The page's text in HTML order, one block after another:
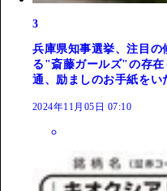
3
兵庫県知事選挙、注目
る"斎藤ガールズ"の存在
通、励ましのお手紙をい
2024年11月05日 07:10